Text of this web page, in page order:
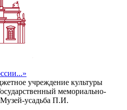
учреждение культуры
мемориально-
усадьба П.И.